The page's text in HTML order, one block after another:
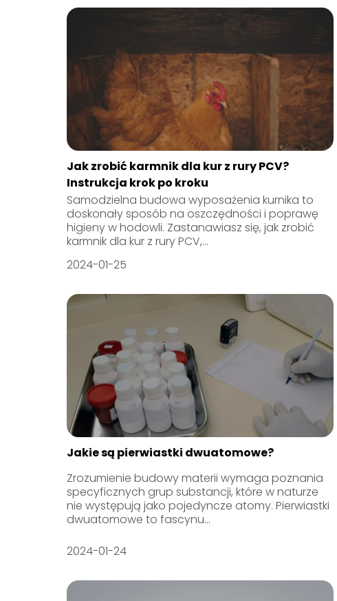
Jak zrobić karmnik dla kur z rury PCV?
Instrukcja krok po kroku
Samodzielna budowa wyposażenia kurnika to
doskonały sposób na oszczędności i poprawę
higieny w hodowli. Zastanawiasz się, jak zrobić
karmnik dla kur z rury PCV,...
2024-01-25
Jakie są pierwiastki dwuatomowe?
Zrozumienie budowy materii wymaga poznania
specyficznych grup substancji, które w naturze
nie występują jako pojedyncze atomy. Pierwiastki
dwuatomowe to fascynu...
2024-01-24